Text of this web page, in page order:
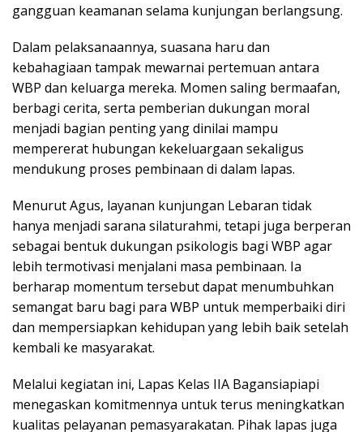
gangguan keamanan selama kunjungan berlangsung.
Dalam pelaksanaannya, suasana haru dan
kebahagiaan tampak mewarnai pertemuan antara
WBP dan keluarga mereka. Momen saling bermaafan,
berbagi cerita, serta pemberian dukungan moral
menjadi bagian penting yang dinilai mampu
mempererat hubungan kekeluargaan sekaligus
mendukung proses pembinaan di dalam lapas.
Menurut Agus, layanan kunjungan Lebaran tidak
hanya menjadi sarana silaturahmi, tetapi juga berperan
sebagai bentuk dukungan psikologis bagi WBP agar
lebih termotivasi menjalani masa pembinaan. Ia
berharap momentum tersebut dapat menumbuhkan
semangat baru bagi para WBP untuk memperbaiki diri
dan mempersiapkan kehidupan yang lebih baik setelah
kembali ke masyarakat.
Melalui kegiatan ini, Lapas Kelas IIA Bagansiapiapi
menegaskan komitmennya untuk terus meningkatkan
kualitas pelayanan pemasyarakatan. Pihak lapas juga